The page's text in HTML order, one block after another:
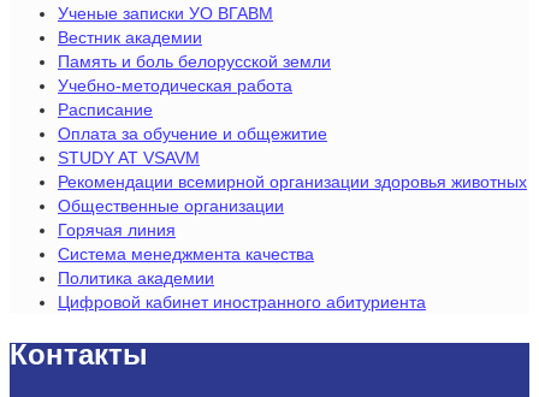
Ученые записки УО ВГАВМ
Вестник академии
Память и боль белорусской земли
Учебно-методическая работа
Расписание
Оплата за обучение и общежитие
STUDY AT VSAVM
Рекомендации всемирной организации здоровья животных
Общественные организации
Горячая линия
Система менеджмента качества
Политика академии
Цифровой кабинет иностранного абитуриента
Контакты